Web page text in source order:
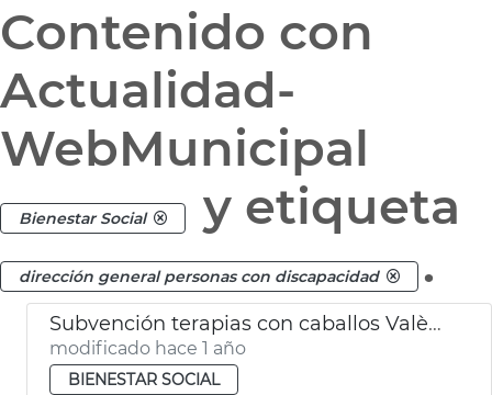
Contenido con
Actualidad-
WebMunicipal
Bienestar Social y etiqueta
dirección general personas con discapacidad .
Subvención terapias con caballos València
modificado hace 1 año
BIENESTAR SOCIAL